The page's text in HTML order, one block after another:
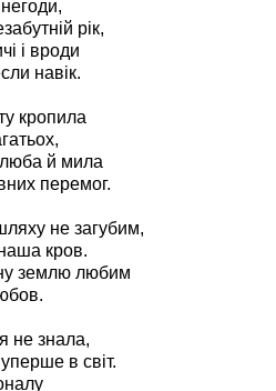
рік,
і вроди
навік.
кропила
люба й мила
перемог.
не загубим,
кров.
землю любим
не знала,
в світ.